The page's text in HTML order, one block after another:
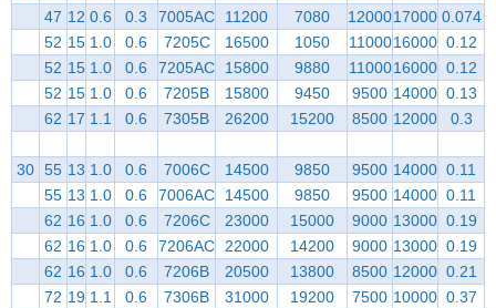
47 12 0.6 0.3 7005AC 11200 7080 1200017000 0.074
52 15 1.0 0.6 7205C 16500 1050 1100016000 0.12
52 15 1.0 0.6 7205AC 15800 9880 1100016000 0.12
52 15 1.0 0.6 7205B 15800 9450 9500 14000 0.13
62 17 1.1 0.6 7305B 26200 15200 8500 12000 0.3
30 55 13 1.0 0.6 7006C 14500 9850 9500 14000 0.11
55 13 1.0 0.6 7006AC 14500 9850 9500 14000 0.11
62 16 1.0 0.6 7206C 23000 15000 9000 13000 0.19
62 16 1.0 0.6 7206AC 22000 14200 9000 13000 0.19
62 16 1.0 0.6 7206B 20500 13800 8500 12000 0.21
72 19 1.1 0.6 7306B 31000 19200 7500 10000 0.37